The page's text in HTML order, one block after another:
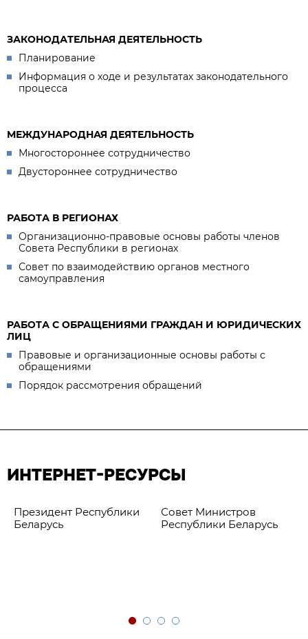
ЗАКОНОДАТЕЛЬНАЯ ДЕЯТЕЛЬНОСТЬ
Планирование
Информация о ходе и результатах законодательного
процесса
МЕЖДУНАРОДНАЯ ДЕЯТЕЛЬНОСТЬ
Многостороннее сотрудничество
Двустороннее сотрудничество
РАБОТА В РЕГИОНАХ
Организационно-правовые основы работы членов
Совета Республики в регионах
Совет по взаимодействию органов местного
самоуправления
РАБОТА С ОБРАЩЕНИЯМИ ГРАЖДАН И ЮРИДИЧЕСКИХ
ЛИЦ
Правовые и организационные основы работы с
обращениями
Порядок рассмотрения обращений
ИНТЕРНЕТ-РЕСУРСЫ
Президент Республики
Беларусь
Совет Министров
Республики Беларусь